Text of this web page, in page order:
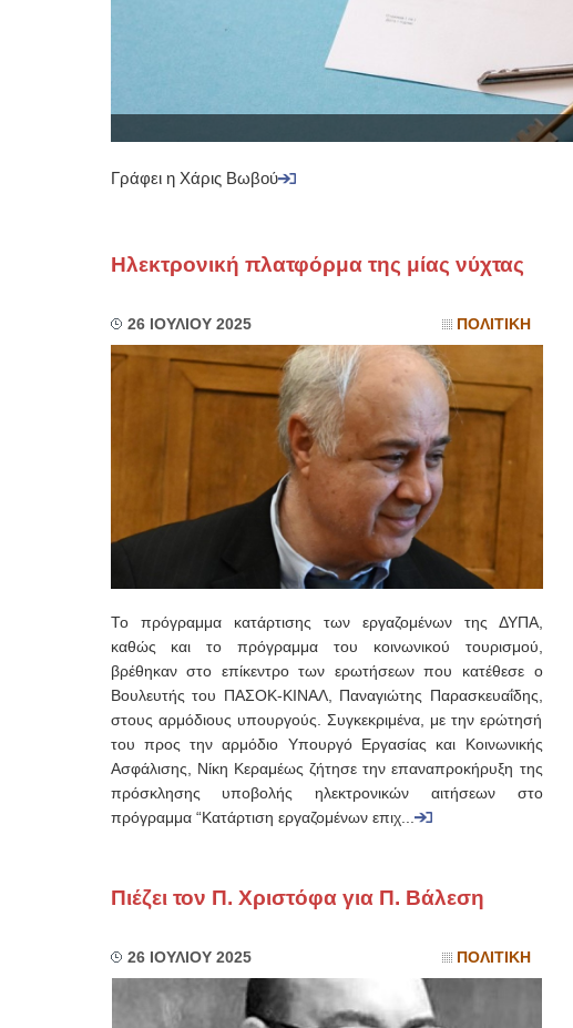
Γράφει η Χάρις Βωβού
Ηλεκτρονική πλατφόρμα της μίας νύχτας
26 ΙΟΥΛΙΟΥ 2025 ΠΟΛΙΤΙΚΗ
Το πρόγραμμα κατάρτισης των εργαζομένων της ΔΥΠΑ,
καθώς και το πρόγραμμα του κοινωνικού τουρισμού,
βρέθηκαν στο επίκεντρο των ερωτήσεων που κατέθεσε ο
Βουλευτής του ΠΑΣΟΚ-ΚΙΝΑΛ, Παναγιώτης Παρασκευαΐδης,
στους αρμόδιους υπουργούς. Συγκεκριμένα, με την ερώτησή
του προς την αρμόδιο Υπουργό Εργασίας και Κοινωνικής
Ασφάλισης, Νίκη Κεραμέως ζήτησε την επαναπροκήρυξη της
πρόσκλησης υποβολής ηλεκτρονικών αιτήσεων στο
πρόγραμμα “Κατάρτιση εργαζομένων επιχ...
Πιέζει τον Π. Χριστόφα για Π. Βάλεση
26 ΙΟΥΛΙΟΥ 2025 ΠΟΛΙΤΙΚΗ